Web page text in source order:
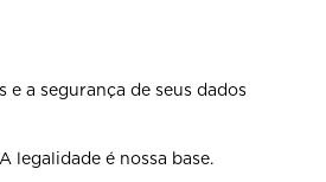
e a segurança de seus dados
legalidade é nossa base.